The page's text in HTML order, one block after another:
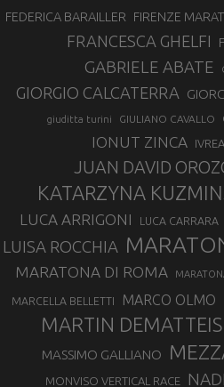
FEDERICA BARAILLER FIRENZE
FRANCESCA GHELFI
GABRIELE ABATE
GIORGIO CALCATERRA
giuditta turini GIULIANO CAVALLO
IONUT ZINCA
JUAN DAVID
KATARZYNA
LUCA ARRIGONI LUCA CARRARA
LUISA ROCCHIA
MARATONA DI ROMA
MARCELLA BELLETTI MARCO OLMO
MARTIN DEMATTEIS
MASSIMO GALLIANO
MONVISO VERTICAL RACE